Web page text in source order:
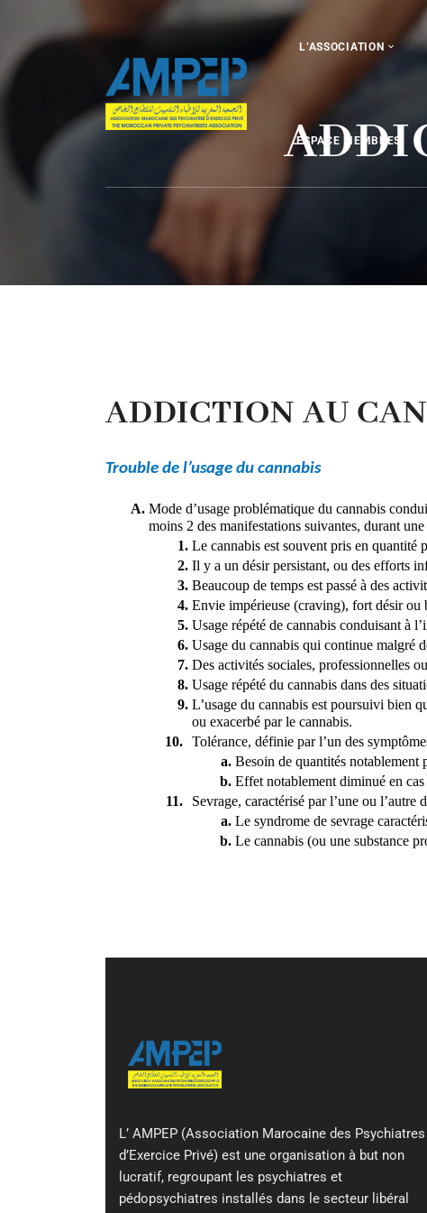
L’ASSOCIATION
ESPACE MEMBRES
ADDICTION AU
Trouble de l’usage du cannabis
Mode d’usage problématique du cannabis
moins 2 des manifestations suivantes, durant
Le cannabis est souvent pris en quantité
Il y a un désir persistant, ou des efforts
Beaucoup de temps est passé à des
Envie impérieuse (craving), fort désir ou
Usage répété de cannabis conduisant à
Usage du cannabis qui continue malgré
Des activités sociales, professionnelles
Usage répété du cannabis dans des
L’usage du cannabis est poursuivi bien
ou exacerbé par le cannabis.
Tolérance, définie par l’un des
Besoin de quantités notablement
Effet notablement diminué en
Sevrage, caractérisé par l’une ou l’autre
Le syndrome de sevrage
Le cannabis (ou une substance
L’ AMPEP (Association Marocaine des Psychiatres
d’Exercice Privé) est une organisation à but non
lucratif, regroupant les psychiatres et
pédopsychiatres installés dans le secteur libéral